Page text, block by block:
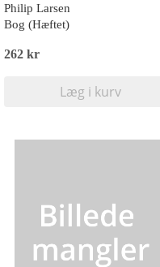
Philip Larsen
Bog (Hæftet)
262 kr
Læg i kurv